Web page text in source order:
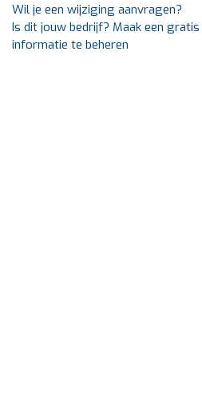
Wil je een wijziging aanvragen?
Is dit jouw bedrijf? Maak een
informatie te beheren